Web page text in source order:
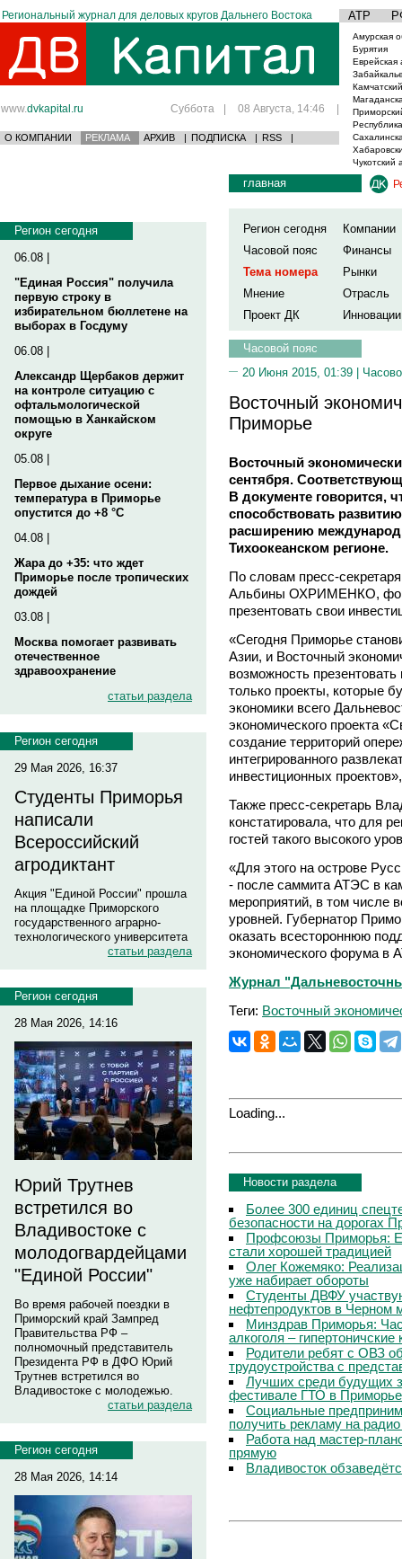
Региональный журнал для деловых кругов Дальнего Востока АТР
www.dvkapital.ru Суббота | 08 Августа, 14:46 |
О КОМПАНИИ РЕКЛАМА АРХИВ | ПОДПИСКА | RSS |
Амурская
Бурятия
Еврейская
Чукотский
Регион сегодня
06.08 |
"Единая Россия" получила
первую строку в
избирательном бюллетене на
выборах в Госдуму
06.08 |
Александр Щербаков держит
на контроле ситуацию с
офтальмологической
помощью в Ханкайском
округе
05.08 |
Первое дыхание осени:
температура в Приморье
опустится до +8 °C
04.08 |
Жара до +35: что ждет
Приморье после тропических
дождей
03.08 |
Москва помогает развивать
отечественное
здравоохранение
статьи раздела
Регион сегодня
29 Мая 2026, 16:37
Студенты Приморья
написали
Всероссийский
агродиктант
Акция "Единой России" прошла
на площадке Приморского
государственного аграрно-
технологического университета
статьи раздела
Регион сегодня
28 Мая 2026, 14:16
Юрий Трутнев
встретился во
Владивостоке с
молодогвардейцами
"Единой России"
Во время рабочей поездки в
Приморский край Зампред
Правительства РФ –
полномочный представитель
Президента РФ в ДФО Юрий
Трутнев встретился во
Владивостоке с молодежью.
статьи раздела
Регион сегодня
28 Мая 2026, 14:14
главная
Регион сегодня
Компании
Часовой пояс
Финансы
Тема номера
Рынки
Мнение
Отрасль
Проект ДК
Инновации
Часовой пояс
20 Июня 2015, 01:39 |
Восточный
Приморье
Восточный
сентября.
В документе говорится,
способствовать
расширению
Тихоокеанском регионе.
По словам пресс-
Альбины ОХРИМЕНКО,
презентовать свои
«Сегодня Приморье
Азии, и Восточный
возможность
только проекты, которые
экономики всего
экономического проекта
создание территорий
интегрированного
инвестиционных
Также пресс-секретарь
констатировала, что для
гостей такого высокого
«Для этого на острове
- после саммита АТЭС в
мероприятий, в том числе
уровней. Губернатор
оказать всестороннюю
экономического форума в
Журнал
Теги: Восточный
Loading...
Новости раздела
Более 300 единиц
безопасности на дорогах
Профсоюзы Приморья:
стали хорошей традицией
Олег Кожемяко:
уже набирает обороты
Студенты ДВФУ
нефтепродуктов в Черном
Минздрав Приморья:
алкоголя –
Родители ребят с ОВЗ
трудоустройства с
Лучших среди будущих
фестивале ГТО в Приморье
Социальные
получить рекламу на
Работа над мастер-
прямую
Владивосток